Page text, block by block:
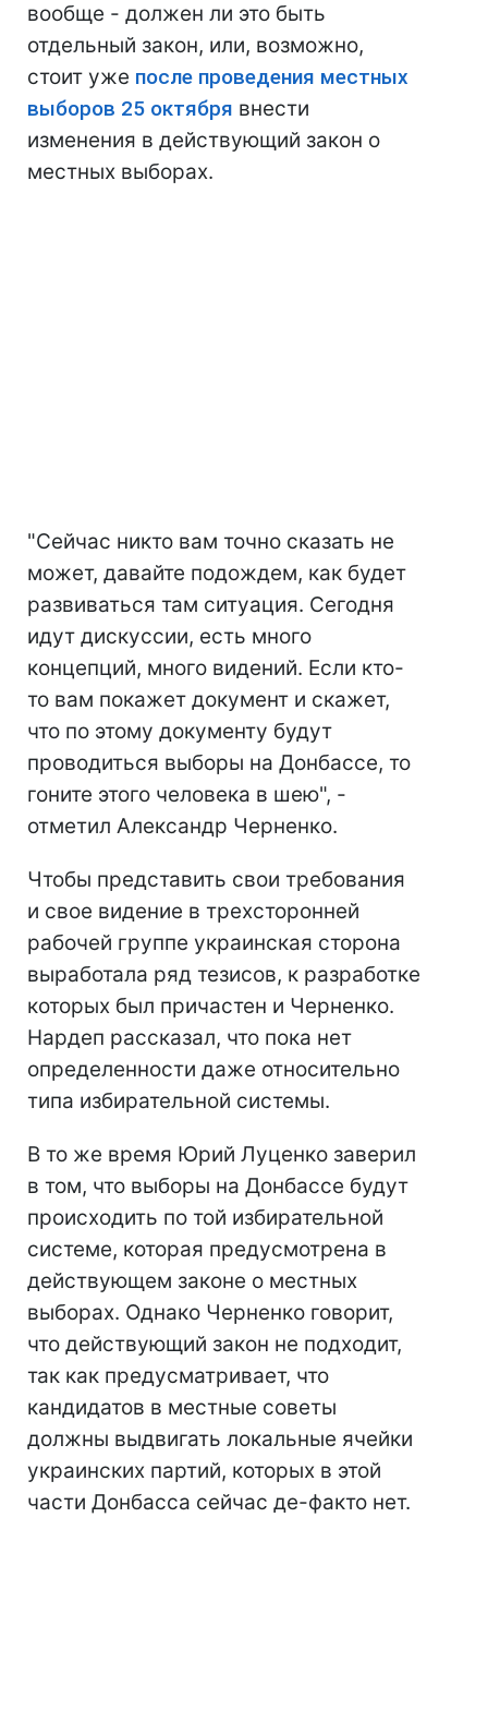
вообще - должен ли это быть
отдельный закон, или, возможно,
стоит уже после проведения местных
выборов 25 октября внести
изменения в действующий закон о
местных выборах.
"Сейчас никто вам точно сказать не
может, давайте подождем, как будет
развиваться там ситуация. Сегодня
идут дискуссии, есть много
концепций, много видений. Если кто-
то вам покажет документ и скажет,
что по этому документу будут
проводиться выборы на Донбассе, то
гоните этого человека в шею", -
отметил Александр Черненко.
Чтобы представить свои требования
и свое видение в трехсторонней
рабочей группе украинская сторона
выработала ряд тезисов, к разработке
которых был причастен и Черненко.
Нардеп рассказал, что пока нет
определенности даже относительно
типа избирательной системы.
В то же время Юрий Луценко заверил
в том, что выборы на Донбассе будут
происходить по той избирательной
системе, которая предусмотрена в
действующем законе о местных
выборах. Однако Черненко говорит,
что действующий закон не подходит,
так как предусматривает, что
кандидатов в местные советы
должны выдвигать локальные ячейки
украинских партий, которых в этой
части Донбасса сейчас де-факто нет.